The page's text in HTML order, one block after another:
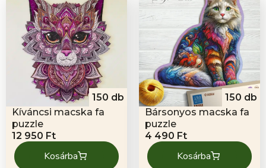
150 db
Kíváncsi macska fa
puzzle
12 950 Ft
Kosárba
150 db
Bársonyos macska fa
puzzle
4 490 Ft
Kosárba